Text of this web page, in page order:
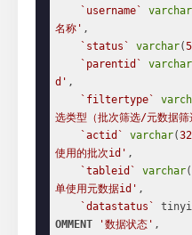
`username`
varchar
名称' ,
`status`
varchar(
`parentid`
varchar
d' ,
`filtertype`
选类型（批次筛选/元数据
`actid`
varchar(32
使用的批次id' ,
`tableid`
varchar(
单使用元数据id' ,
`datastatus`
OMMENT
'数据状态' ,